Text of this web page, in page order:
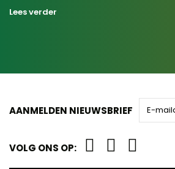
Lees verder
AANMELDEN NIEUWSBRIEF
VOLG ONS OP: